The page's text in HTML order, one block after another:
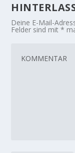
Deine E-Mail-
Felder sind mit*